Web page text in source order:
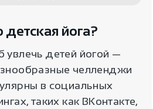
йога?
увлечь детей йогой —
челленджи
в социальных
таких как ВКонтакте,